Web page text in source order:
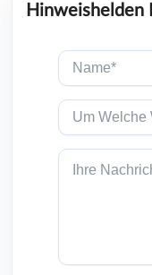
Hinweishelden